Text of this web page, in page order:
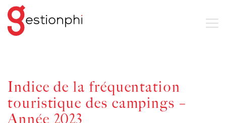
Indice de la fréquentation
touristique des campings –
Année 2023